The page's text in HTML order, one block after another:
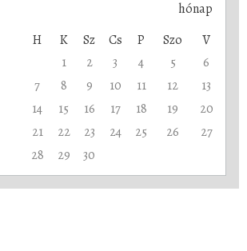
H K Sz Cs P Szo
V
1
2 3 4 5
6
7
8 9 10 11 12
13
14
15 16 17 18 19
20
21
22 23 24 25 26
27
28
29 30